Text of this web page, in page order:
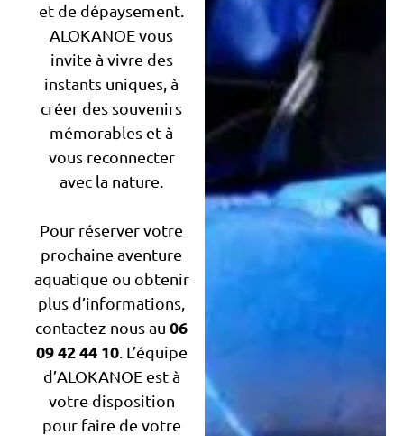
et de dépaysement.
ALOKANOE vous
invite à vivre des
instants uniques, à
créer des souvenirs
mémorables et à
vous reconnecter
avec la nature.
Pour réserver votre
prochaine aventure
aquatique ou obtenir
plus d’informations,
contactez-nous au06
09 42 44 10. L’équipe
d’ALOKANOE est à
votre disposition
pour faire de votre